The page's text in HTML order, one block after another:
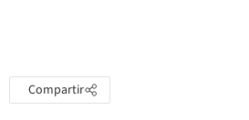
Compartir